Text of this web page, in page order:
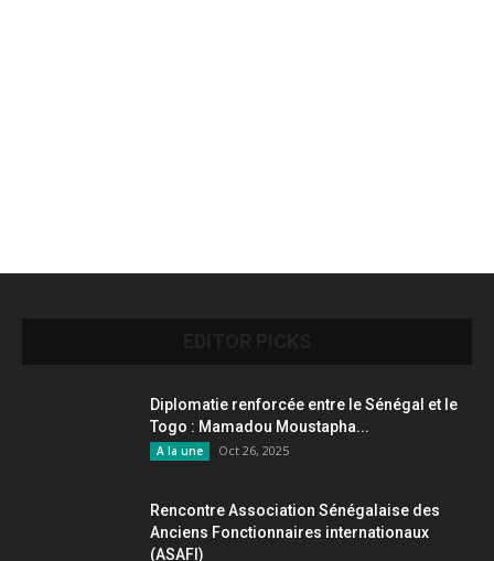
Diplomatie renforcée entre le Sénégal et le
Togo : Mamadou Moustapha...
A la une Oct 26, 2025
Rencontre Association Sénégalaise des
Anciens Fonctionnaires internationaux
(ASAFI)